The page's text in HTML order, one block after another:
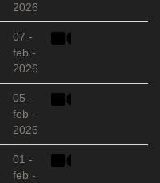
2026
07 -
feb -
2026
05 -
feb -
2026
01 -
feb -